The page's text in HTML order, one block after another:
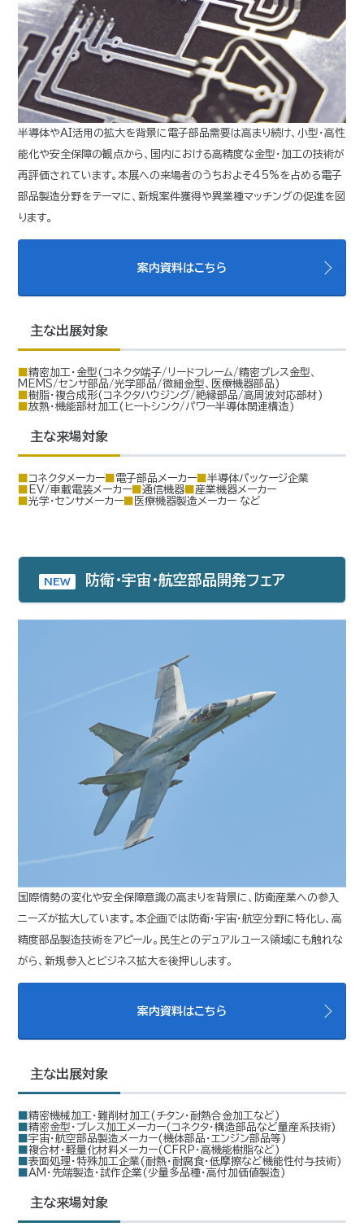
半導体やAI活用の拡大を背景に電子部品需要は高まり続け、小型・高性
能化や安全保障の観点から、国内における高精度な金型・加工の技術が
再評価されています。本展への来場者のうちおよそ45%を占める電子
部品製造分野をテーマに、新規案件獲得や異業種マッチングの促進を図
ります。
案内資料はこちら
主な出展対象
■精密加工・金型(コネクタ端子/リードフレーム/精密プレス金型、
MEMS/センサ部品/光学部品/微細金型、医療機器部品)
■樹脂・複合成形(コネクタハウジング/絶縁部品/高周波対応部材)
■放熱・機能部材加工(ヒートシンク/パワー半導体関連構造)
主な来場対象
■コネクタメーカー ■電子部品メーカー
■半導体パッケージ企業
■EV/車載電装メーカー
■通信機器
■産業機器メーカー
■光学・センサメーカー
■医療機器製造メーカー など
NEW 防衛・宇宙・航空部品開発フェア
国際情勢の変化や安全保障意識の高まりを背景に、防衛産業への参入
ニーズが拡大しています。本企画では防衛・宇宙・航空分野に特化し、高
精度部品製造技術をアピール。民生とのデュアルユース領域にも触れな
がら、新規参入とビジネス拡大を後押しします。
案内資料はこちら
主な出展対象
■精密機械加工・難削材加工(チタン・耐熱合金加工など)
■精密金型・プレス加工メーカー(コネクタ・構造部品など量産系技術)
■宇宙・航空部品製造メーカー(機体部品・エンジン部品等)
■複合材・軽量化材料メーカー(CFRP・高機能樹脂など)
■表面処理・特殊加工企業(耐熱・耐腐食・低摩擦など機能性付与技術)
■AM・先端製造・試作企業(少量多品種・高付加価値製造)
主な来場対象